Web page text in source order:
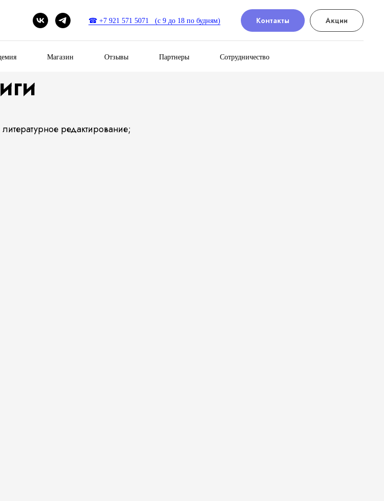
☎ +7 921 571 5071 (с 9 до 18 по будням) Контакты Акции
Магазин Отзывы Партнеры Сотрудничество
редактирование;